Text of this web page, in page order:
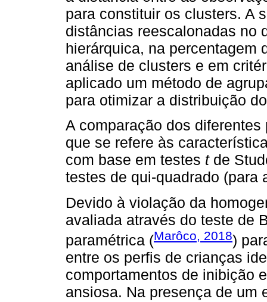
para constituir os clusters. A
distâncias reescalonadas no
hierárquica, na percentagem
análise de clusters e em
aplicado um método de
para otimizar a distribuição
A comparação dos
que se refere às
com base em testes tde
testes de qui-quadrado (para
Devido à violação da
avaliada através do teste de
paramétrica (Marôco, 2018)
entre os perfis de crianças
comportamentos de inibição
ansiosa. Na presença de um